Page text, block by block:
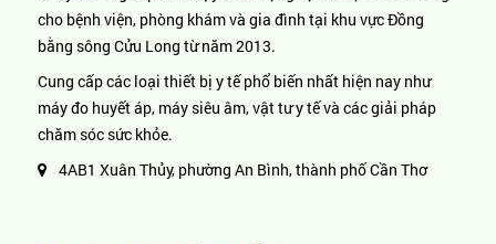
cho bệnh viện, phòng khám và gia đình tại khu vực Đồng
bằng sông Cửu Long từ năm 2013.
Cung cấp các loại thiết bị y tế phổ biến nhất hiện nay như
máy đo huyết áp, máy siêu âm, vật tư y tế và các giải pháp
chăm sóc sức khỏe.
4AB1 Xuân Thủy, phường An Bình, thành phố Cần Thơ